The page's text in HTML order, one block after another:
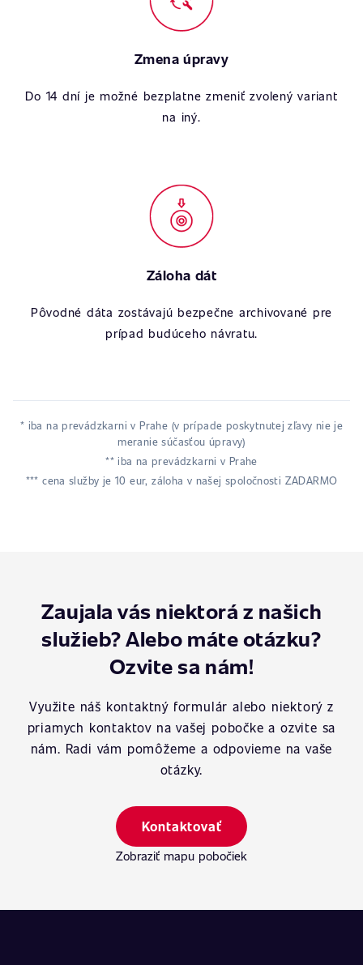
Zmena úpravy
Do 14 dní je možné bezplatne zmeniť zvolený variant
na iný.
Záloha dát
Pôvodné dáta zostávajú bezpečne archivované pre
prípad budúceho návratu.
* iba na prevádzkarni v Prahe (v prípade poskytnutej zľavy nie je
meranie súčasťou úpravy)
** iba na prevádzkarni v Prahe
*** cena služby je 10 eur, záloha v našej spoločnosti ZADARMO
Zaujala vás niektorá z našich
služieb? Alebo máte otázku?
Ozvite sa nám!
Využite náš kontaktný formulár alebo niektorý z
priamych kontaktov na vašej pobočke a ozvite sa
nám. Radi vám pomôžeme a odpovieme na vaše
otázky.
Kontaktovať
Zobraziť mapu pobočiek